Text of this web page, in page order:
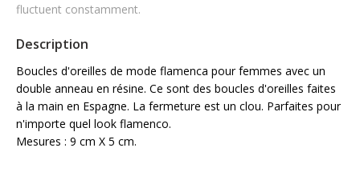
fluctuent constamment.
Description
Boucles d'oreilles de mode flamenca pour femmes avec un
double anneau en résine. Ce sont des boucles d'oreilles faites
à la main en Espagne. La fermeture est un clou. Parfaites pour
n'importe quel look flamenco.
Mesures : 9 cm X 5 cm.